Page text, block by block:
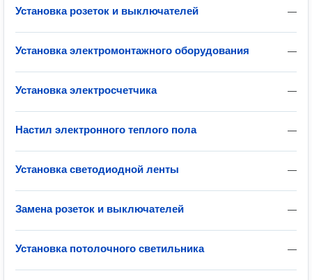
—
Установка розеток и выключателей
—
Установка электромонтажного оборудования
—
Установка электросчетчика
—
Настил электронного теплого пола
—
Установка светодиодной ленты
—
Замена розеток и выключателей
—
Установка потолочного светильника